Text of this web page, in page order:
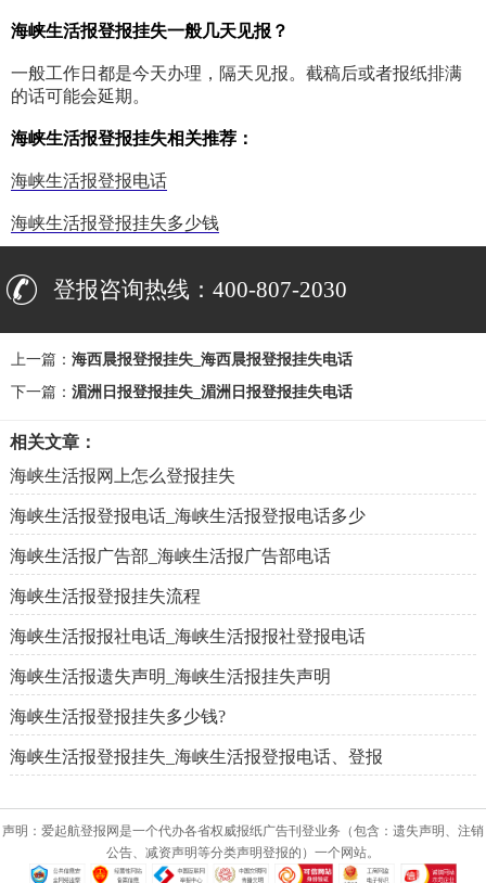
海峡生活报登报挂失一般几天见报？
一般工作日都是今天办理，隔天见报。截稿后或者报纸排满
的话可能会延期。
海峡生活报登报挂失相关推荐：
海峡生活报登报电话
海峡生活报登报挂失多少钱
登报咨询热线：400-807-2030
上一篇： 海西晨报登报挂失_海西晨报登报挂失电话
下一篇： 湄洲日报登报挂失_湄洲日报登报挂失电话
相关文章：
海峡生活报网上怎么登报挂失
海峡生活报登报电话_海峡生活报登报电话多少
海峡生活报广告部_海峡生活报广告部电话
海峡生活报登报挂失流程
海峡生活报报社电话_海峡生活报报社登报电话
海峡生活报遗失声明_海峡生活报挂失声明
海峡生活报登报挂失多少钱?
海峡生活报登报挂失_海峡生活报登报电话、登报
声明：爱起航登报网是一个代办各省权威报纸广告刊登业务（包含：遗失声明、注销
公告、减资声明等分类声明登报的）一个网站。